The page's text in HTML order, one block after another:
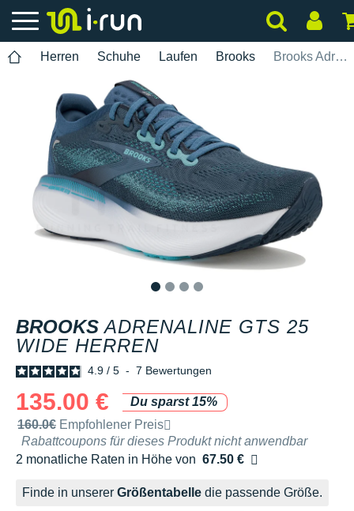
Herren Schuhe Laufen Brooks Brooks Adrenaline GTS 25 Wide Herren
BROOKS ADRENALINE GTS 25
WIDE HERREN
4.9 / 5 - 7 Bewertungen
135.00 €
Du sparst 15%
Unverbindliche Preisempfehlung der Marke
160.0€ Empfohlener Preis
Rabattcoupons für dieses Produkt nicht anwendbar
2 monatliche Raten in Höhe von 67.50 €
Ohne Zusatzkosten
Finde in unserer Größentabelle die passende Größe.